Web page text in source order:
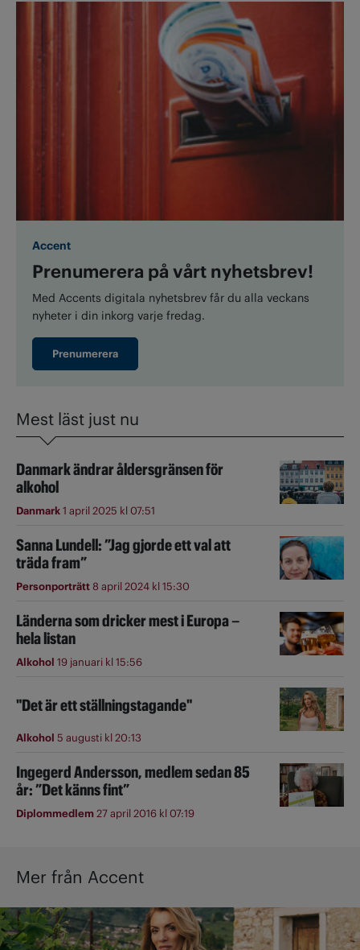
Accent
Prenumerera på vårt nyhetsbrev!
Med Accents digitala nyhetsbrev får du alla veckans
nyheter i din inkorg varje fredag.
Prenumerera
Mest läst just nu
Danmark ändrar åldersgränsen för
alkohol
Danmark1 april 2025 kl 07:51
Sanna Lundell: ”Jag gjorde ett val att
träda fram”
Personporträtt8 april 2024 kl 15:30
Länderna som dricker mest i Europa –
hela listan
Alkohol 19 januari kl 15:56
"Det är ett ställningstagande"
Alkohol 5 augusti kl 20:13
Ingegerd Andersson, medlem sedan 85
år: ”Det känns fint”
Diplommedlem27 april 2016 kl 07:19
Mer från Accent